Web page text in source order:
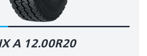
A 12.00R20